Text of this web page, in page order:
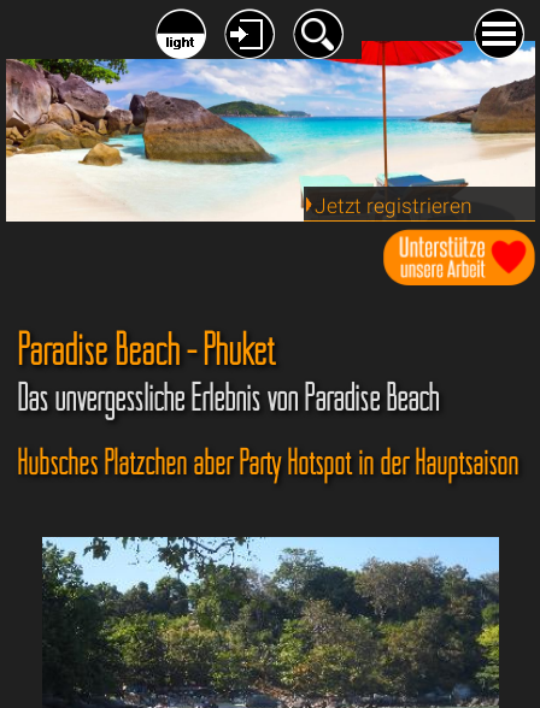
Jetzt registrieren
Paradise Beach - Phuket
Das unvergessliche Erlebnis von Paradise Beach
Hübsches Plätzchen aber Party Hotspot in der Hauptsaison